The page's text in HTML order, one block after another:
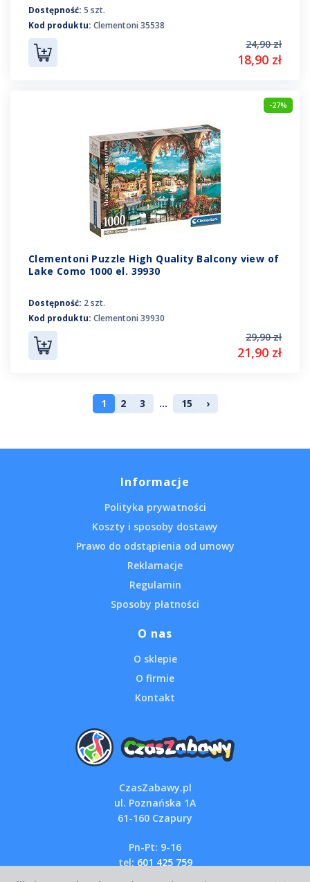
Dostępność: 5 szt.
Kod produktu: Clementoni 35538
24,90 zł
18,90 zł
-27%
Clementoni Puzzle High Quality Balcony view of
Lake Como 1000 el. 39930
Dostępność: 2 szt.
Kod produktu: Clementoni 39930
29,90 zł
21,90 zł
1 2 3 ... 15 ›
Informacje
Polityka prywatności
Koszty i sposoby dostawy
Prawo do odstąpienia od umowy
Reklamacje
Regulamin
Sposoby płatności
O nas
O sklepie
O firmie
Kontakt
CzasZabawy.pl
ul. Poznańska 1A
61-160 Czapury
Pn-Pt: 9-16
tel: 601 425 759